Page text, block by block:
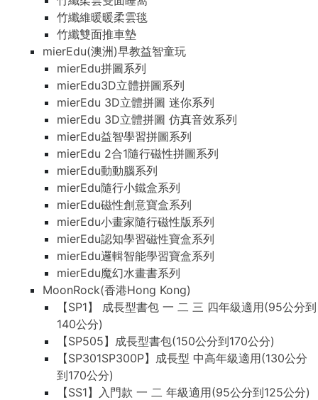
竹纖維暖暖柔雲毯
竹纖雙面推車墊
mierEdu(澳洲)早教益智童玩
mierEdu拼圖系列
mierEdu3D立體拼圖系列
mierEdu 3D立體拼圖 迷你系列
mierEdu 3D立體拼圖 仿真音效系列
mierEdu益智學習拼圖系列
mierEdu 2合1隨行磁性拼圖系列
mierEdu動動腦系列
mierEdu隨行小鐵盒系列
mierEdu磁性創意寶盒系列
mierEdu小畫家隨行磁性版系列
mierEdu認知學習磁性寶盒系列
mierEdu邏輯智能學習寶盒系列
mierEdu魔幻水畫書系列
MoonRock(香港Hong Kong)
【SP1】 成長型書包 一 二 三 四年級適用(95公分到
140公分)
【SP505】成長型書包(150公分到170公分)
【SP301SP300P】成長型 中高年級適用(130公分
到170公分)
【SS1】入門款 一 二 年級適用(95公分到125公分)